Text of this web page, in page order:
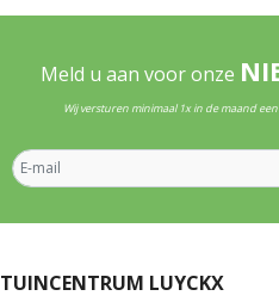
Meld u aan voor onze
Wij versturen minimaal 1x in de maand
TUINCENTRUM LUYCKX